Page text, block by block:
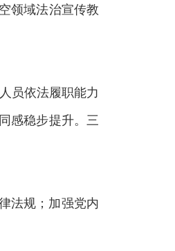
领域法治宣传教
员依法履职能力
感稳步提升。三
法规；加强党内